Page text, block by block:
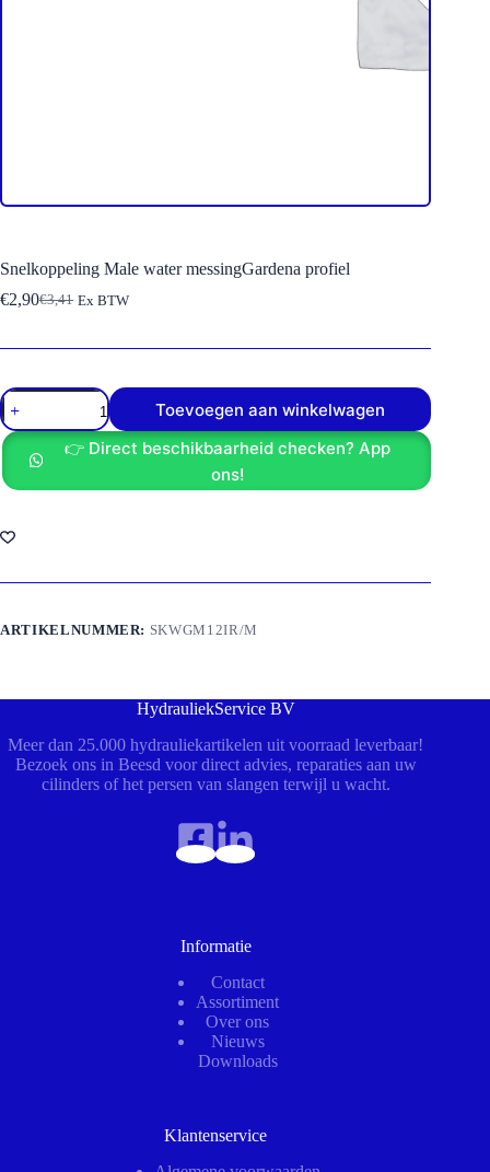
Snelkoppeling Male water messingGardena profiel
€3,41
Oorspronkelijke
was:
€2,90Huidige
is:
Ex BTW
Snelkoppeling
Male
water
messingGardena
profiel
aantal
Toevoegen aan winkelwagen
👉 Direct beschikbaarheid checken? App
ons!
ARTIKELNUMMER: SKWGM12IR/M
HydrauliekService BV
Meer dan 25.000 hydrauliekartikelen uit voorraad leverbaar!
Bezoek ons in Beesd voor direct advies, reparaties aan uw
cilinders of het persen van slangen terwijl u wacht.
Informatie
Contact
Assortiment
Over ons
Nieuws
Downloads
Klantenservice